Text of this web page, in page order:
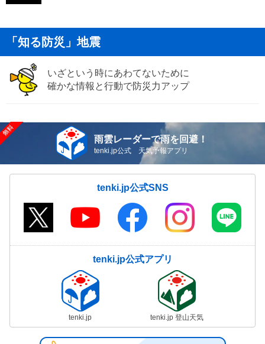
「知る防災」地震
いざという時にあわてないために
確かな情報と行動で防災力アップ
雨雲レーダーで雨を回避！
tenki.jp公式 天気予報アプリ
tenki.jp公式SNS
tenki.jp公式アプリ
tenki.jp tenki.jp 登山天気